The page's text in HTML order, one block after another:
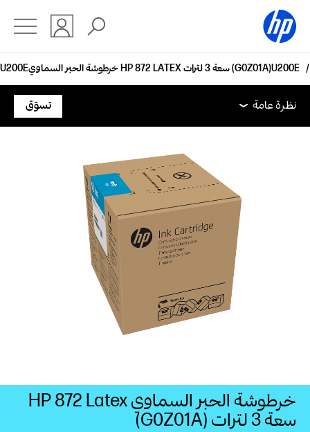
خرطوشة الحبر السماوي HP 872 LATEX سعة 3 لترات (G0Z01A)
نظرة عامة
الدعم
نظرة عامة
تسوّق
خرطوشة الحبر السماوي HP 872 Latex
سعة 3 لترات (G0Z01A)